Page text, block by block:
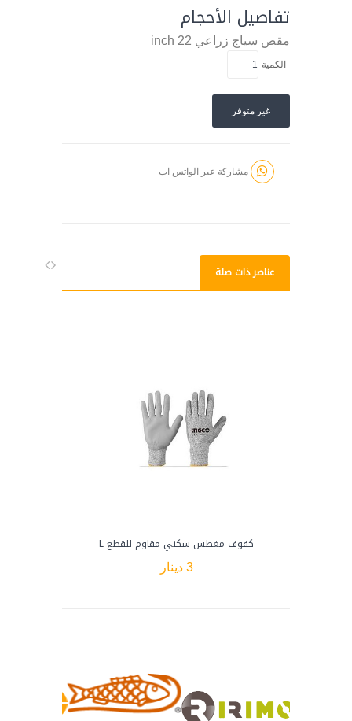
تفاصيل الأحجام
مقص سياج زراعي 22 inch
الكمية
غير متوفر
مشاركة عبر الواتس اب
عناصر ذات صلة
كفوف مغطس سكني مقاوم للقطع L
3 دينار